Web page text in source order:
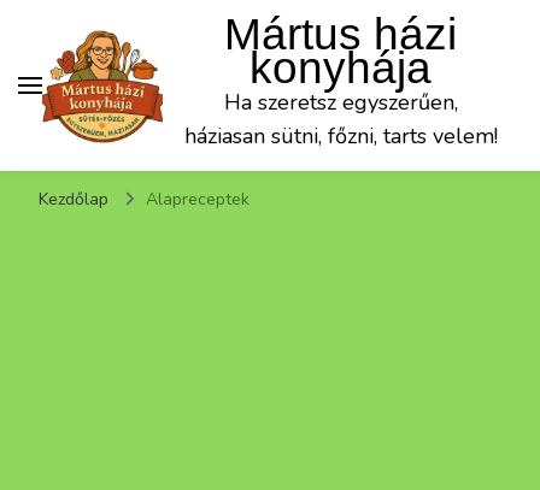
Mártus házi
konyhája
Ha szeretsz egyszerűen,
háziasan sütni, főzni, tarts velem!
Kezdőlap Alapreceptek